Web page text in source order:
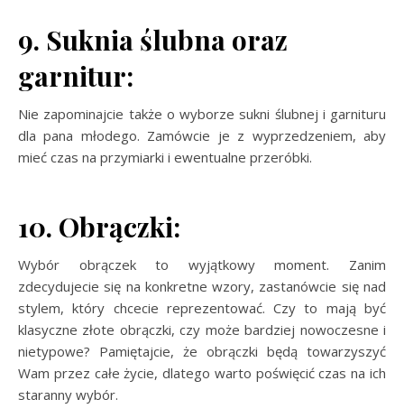
9. Suknia ślubna oraz
garnitur:
Nie zapominajcie także o wyborze sukni ślubnej i garnituru
dla pana młodego. Zamówcie je z wyprzedzeniem, aby
mieć czas na przymiarki i ewentualne przeróbki.
10. Obrączki:
Wybór obrączek to wyjątkowy moment. Zanim
zdecydujecie się na konkretne wzory, zastanówcie się nad
stylem, który chcecie reprezentować. Czy to mają być
klasyczne złote obrączki, czy może bardziej nowoczesne i
nietypowe? Pamiętajcie, że obrączki będą towarzyszyć
Wam przez całe życie, dlatego warto poświęcić czas na ich
staranny wybór.